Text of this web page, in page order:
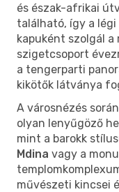
és észak-afrikai
található, így a
kapuként szolgál a
szigetcsoport
a tengerparti
kikötők látványa
A városnézés
olyan lenyűgöző
mint a barokk
Mdina vagy a
művészeti kincsei